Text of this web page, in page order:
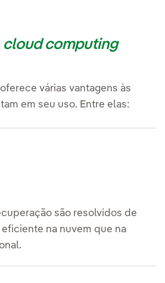
cloud computing
várias vantagens às
em seu uso. Entre elas:
são resolvidos de
na nuvem que na